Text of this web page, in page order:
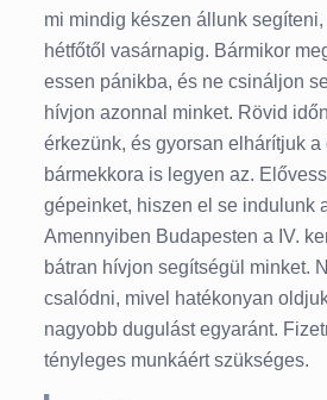
mi mindig készen állunk
hétfőtől vasárnapig. Bármikor
essen pánikba, és ne csináljon
hívjon azonnal minket. Rövid
érkezünk, és gyorsan elhárítjuk a
bármekkora is legyen az.
gépeinket, hiszen el se indulunk
Amennyiben Budapesten a IV.
bátran hívjon segítségül minket.
csalódni, mivel hatékonyan
nagyobb dugulást egyaránt.
tényleges munkáért szükséges.